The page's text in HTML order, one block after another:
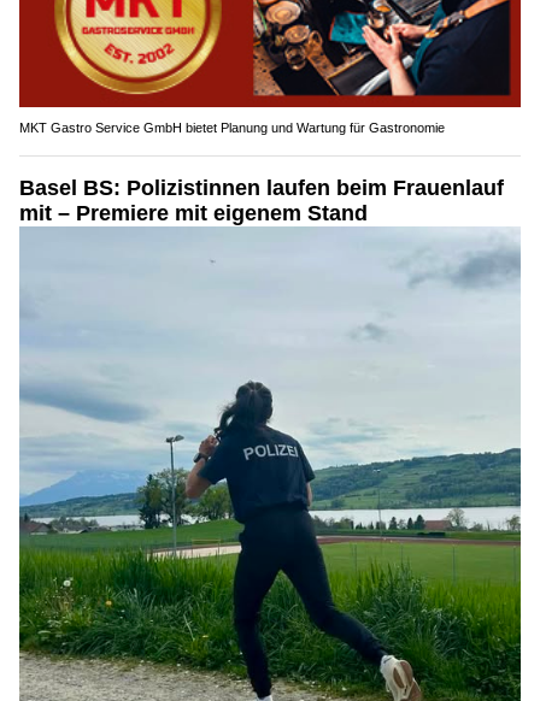
MKT Gastro Service GmbH bietet Planung und Wartung für Gastronomie
Basel BS: Polizistinnen laufen beim Frauenlauf
mit – Premiere mit eigenem Stand